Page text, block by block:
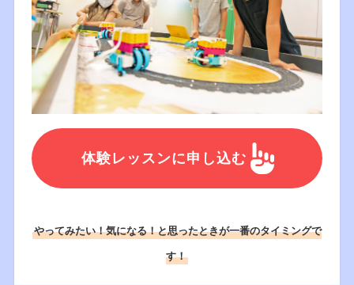
体験レッスンに申し込む
やってみたい！気になる！と思ったときが一番のタイミングで
す！